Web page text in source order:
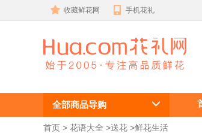
收藏鲜花网 手机花礼
送花艺术，鲜
花生活
全部商品导购
首页 > 花语大全 >送花 >鲜花生活